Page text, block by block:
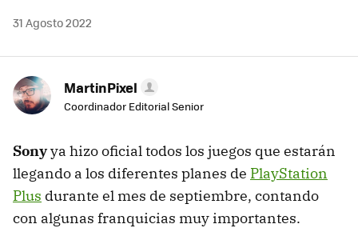
31 Agosto 2022
MartinPixel
Coordinador Editorial Senior
Sonyya hizo oficial todos los juegos que estarán
llegando a los diferentes planes de PlayStation
Plus durante el mes de septiembre, contando
con algunas franquicias muy importantes.